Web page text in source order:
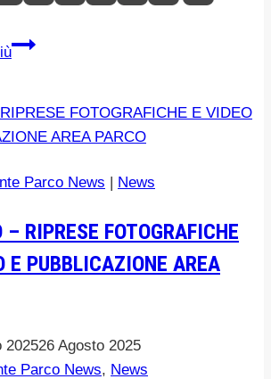
AVVISO
AL
PUBBLICO
FRONT
DI
CEFALU’
Parco News | News
RIPRESE FOTOGRAFICHE
E PUBBLICAZIONE AREA
202526 Agosto 2025
Parco News, News